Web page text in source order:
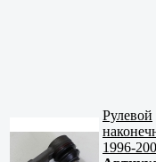
Рулевой
1996-